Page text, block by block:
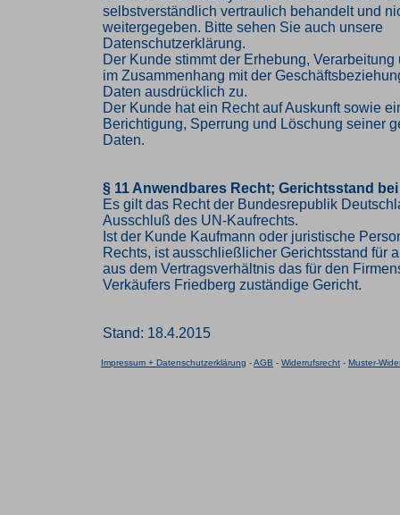
selbstverständlich vertraulich behandelt und
weitergegeben. Bitte sehen Sie auch unsere
Datenschutzerklärung.
Der Kunde stimmt der Erhebung,
im Zusammenhang mit der
Daten ausdrücklich zu.
Der Kunde hat ein Recht auf Auskunft sowie
Berichtigung, Sperrung und Löschung seiner
Daten.
§ 11 Anwendbares Recht; Gerichtsstand
Es gilt das Recht der Bundesrepublik
Ausschluß des UN-Kaufrechts.
Ist der Kunde Kaufmann oder juristische
Rechts, ist ausschließlicher Gerichtsstand für
aus dem Vertragsverhältnis das für den
Verkäufers Friedberg zuständige Gericht.
Stand: 18.4.2015
Impressum + Datenschutzerklärung -AGB - Widerrufsrecht - Muster-